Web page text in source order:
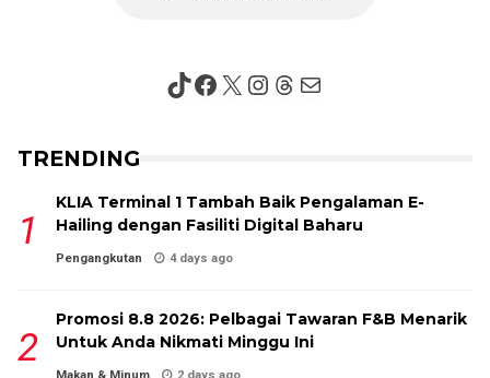
TikTok
Facebook
X Instagram
Threads
Mail
TRENDING
KLIA Terminal 1 Tambah Baik Pengalaman E-
Hailing dengan Fasiliti Digital Baharu
Pengangkutan 4 days ago
Promosi 8.8 2026: Pelbagai Tawaran F&B Menarik
Untuk Anda Nikmati Minggu Ini
Makan & Minum 2 days ago